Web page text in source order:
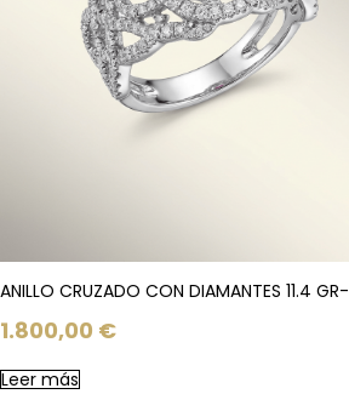
ANILLO CRUZADO CON DIAMANTES 11.4 GR-
1.800,00 €
Leer más